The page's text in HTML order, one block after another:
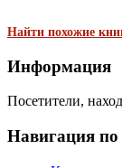
Найти похожие
Информация
Посетители,
Навигация по